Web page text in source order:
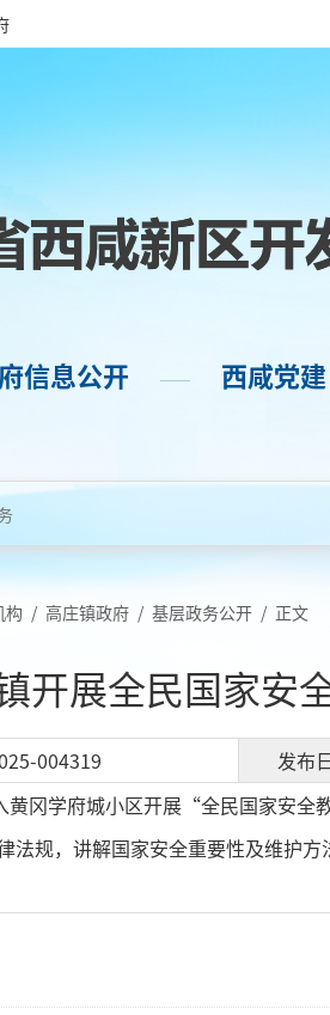
信息公开 —— 西咸党建
构 / 高庄镇政府 / 基层政务公开 / 正文
开展全民国家安
004319 发布
黄冈学府城小区开展“全民国家安
法规，讲解国家安全重要性及维护